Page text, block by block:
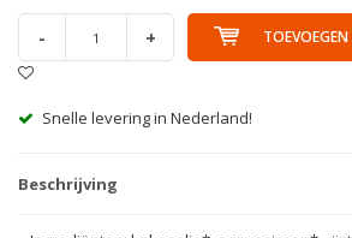
- +
Snelle levering in Nederland!
Beschrijving